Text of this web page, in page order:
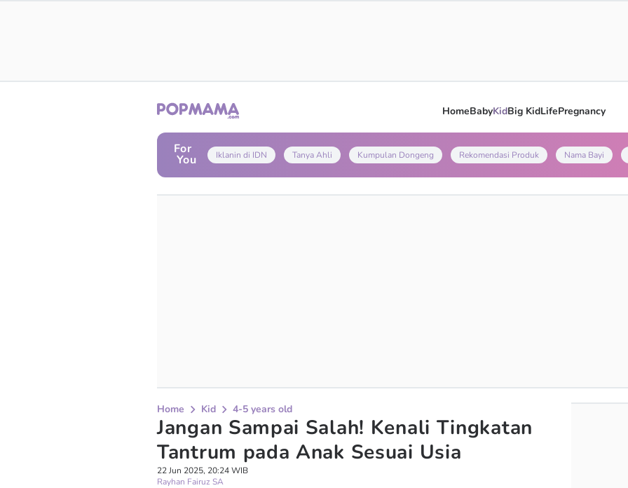
HomeBabyKidBig KidLifePregnancy
For
You Iklanin di IDN Tanya Ahli Kumpulan Dongeng Rekomendasi Produk Nama Bayi
Home Kid 4-5 years old
Jangan Sampai Salah! Kenali Tingkatan
Tantrum pada Anak Sesuai Usia
22 Jun 2025, 20:24 WIB
Rayhan Fairuz SA